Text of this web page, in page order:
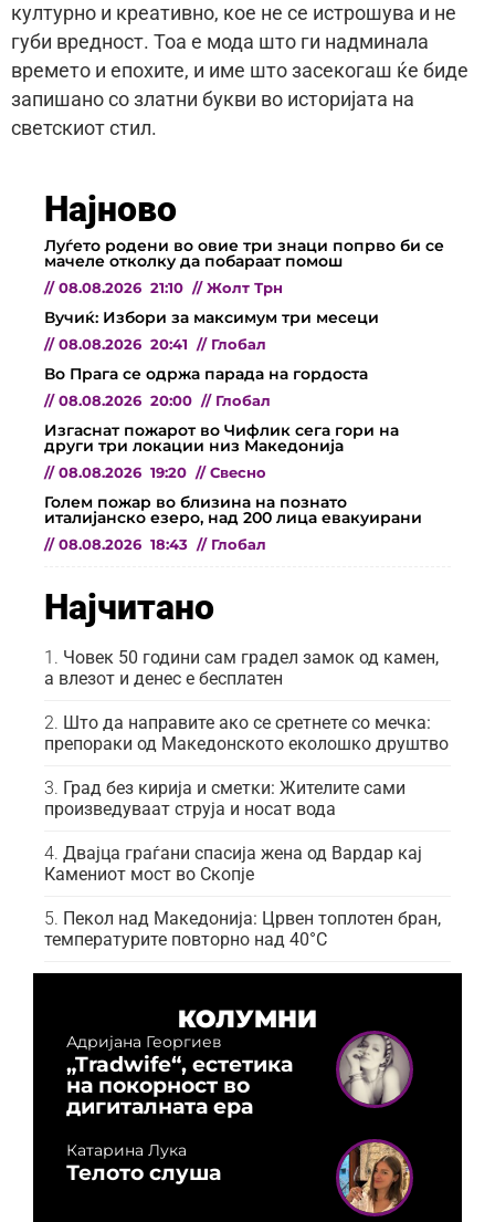
културно и креативно, кое не се истрошува и не
губи вредност. Тоа е мода што ги надминала
времето и епохите, и име што засекогаш ќе биде
запишано со златни букви во историјата на
светскиот стил.
Најново
Луѓето родени во овие три знаци попрво би се
мачеле отколку да побараат помош
// 08.08.2026 21:10 // Жолт Трн
Вучиќ: Избори за максимум три месеци
// 08.08.2026 20:41 // Глобал
Во Прага се одржа парада на гордоста
// 08.08.2026 20:00 // Глобал
Изгаснат пожарот во Чифлик сега гори на
други три локации низ Македонија
// 08.08.2026 19:20 // Свесно
Голем пожар во близина на познато
италијанско езеро, над 200 лица евакуирани
// 08.08.2026 18:43 // Глобал
Најчитано
Човек 50 години сам градел замок од камен,
а влезот и денес е бесплатен
Што да направите ако се сретнете со мечка:
препораки од Македонското еколошко друштво
Град без кирија и сметки: Жителите сами
произведуваат струја и носат вода
Двајца граѓани спасија жена од Вардар кај
Камениот мост во Скопје
Пекол над Македонија: Црвен топлотен бран,
температурите повторно над 40°C
КОЛУМНИ
Адријана Георгиев
„Tradwife“, естетика
на покорност во
дигиталната ера
Катарина Лука
Телото слуша